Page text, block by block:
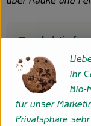
Herkunft
ihr
Bio-
für unser
Privatsphäre